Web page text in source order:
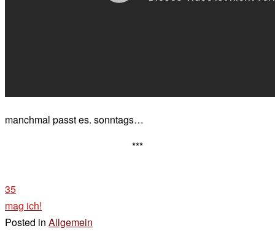
manchmal passt es. sonntags…
***
35
mag ich!
Posted in Allgemein